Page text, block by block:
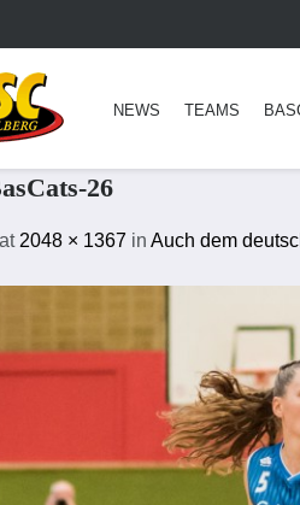
NEWS TEAMS
26
at 2048 × 1367 in Auch dem